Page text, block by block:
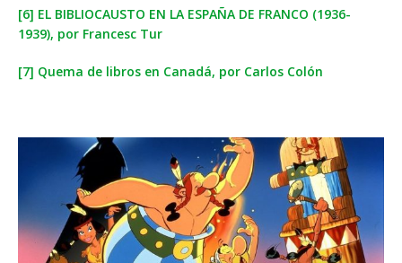
[6] EL BIBLIOCAUSTO EN LA ESPAÑA DE FRANCO (1936-
1939), por Francesc Tur
[7] Quema de libros en Canadá, por Carlos Colón